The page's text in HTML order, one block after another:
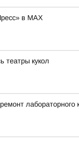
в MAX
театры кукол
лабораторного